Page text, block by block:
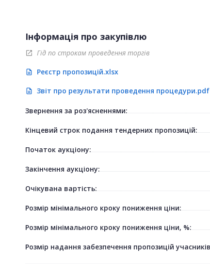
Інформація про закупівлю
open_in_new Гід по строкам проведення торгів
description Реєстр пропозицій.xlsx
description Звіт про результати проведення процедури.pdf
Звернення за роз'ясненнями:
Кінцевий строк подання тендерних пропозицій:
Початок аукціону:
Закінчення аукціону:
Очікувана вартість:
Розмір мінімального кроку пониження ціни:
Розмір мінімального кроку пониження ціни, %:
Розмір надання забезпечення пропозицій